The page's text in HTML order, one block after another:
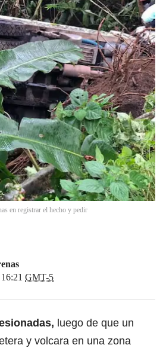
en registrar el hecho y pedir
GMT-5
luego de que un
y volcara en una zona